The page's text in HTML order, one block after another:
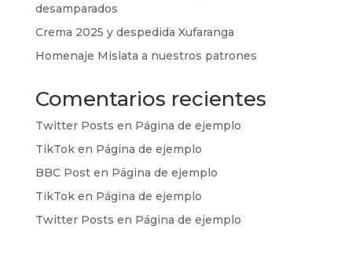
desamparados
Crema 2025 y despedida Xufaranga
Homenaje Mislata a nuestros patrones
Comentarios recientes
Twitter Posts en Página de ejemplo
TikToken Página de ejemplo
BBC Posten Página de ejemplo
TikToken Página de ejemplo
Twitter Posts en Página de ejemplo